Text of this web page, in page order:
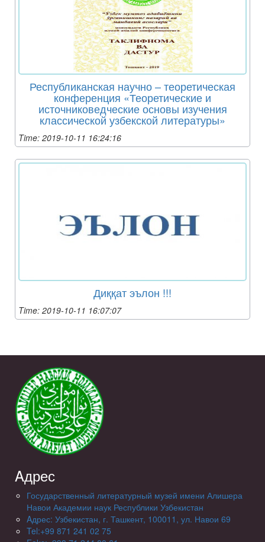
Республиканская научно – теоретическая
конференция «Теоретические и
источниковедческие основы изучения
классической узбекской литературы»
Time: 2019-10-11 16:24:16
Диққат эълон !!!
Time: 2019-10-11 16:07:07
Aдрес
Государственный литературный музей имени Алишера
Навои Академии наук Республики Узбекистан
Aдрес: Узбекистан, г. Ташкент, 100011, ул. Навои 69
Tel:+99 871 241 02 75